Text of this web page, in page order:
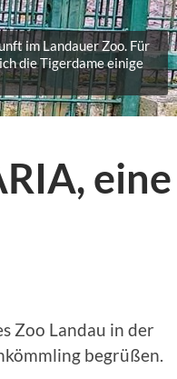
im Landauer Zoo. Für
die Tigerdame einige
eine
Zoo Landau in der
begrüßen.